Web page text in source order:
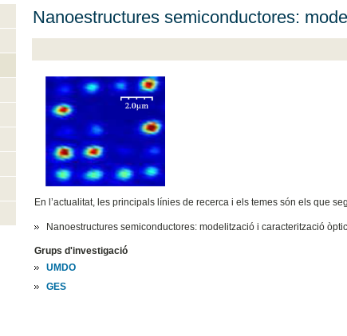
Nanoestructures semiconductores:
En l’actualitat, les principals línies de recerca i els temes són els que
Nanoestructures semiconductores: modelització i caracterització
Grups d'investigació
UMDO
GES